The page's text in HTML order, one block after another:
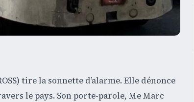
tire la sonnette d’alarme. Elle dénonce
le pays. Son porte-parole, Me Marc